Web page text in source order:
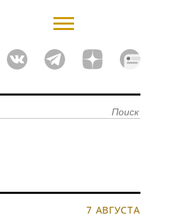
7 АВГУСТА